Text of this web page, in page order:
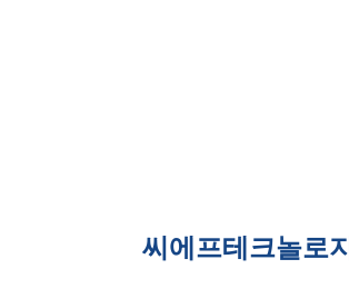
씨에프테크놀로지